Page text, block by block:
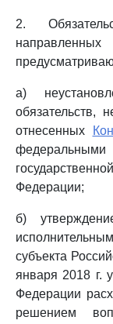
2.
а)
обязательств,
отнесенных
федеральными
Федерации;
б)
субъекта
января 2018 г.
Федерации
решением